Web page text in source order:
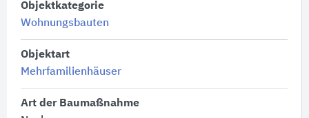
Objektkategorie
Wohnungsbauten
Objektart
Mehrfamilienhäuser
Art der Baumaßnahme